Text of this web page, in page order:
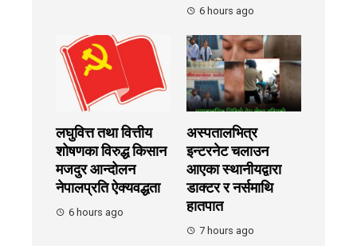
6 hours ago
लघुवित्त तथा वित्तीय
शोषणका विरुद्ध किसान
मजदुर आन्दोलन
नेपालप्रति ऐक्यवद्धता
6 hours ago
अस्पतालभित्र
इन्टरनेट चलाउन
आएका स्थानीयद्वारा
डाक्टर र नर्समाथि
हातपात
7 hours ago